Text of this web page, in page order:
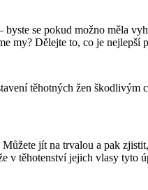
se pokud možno měla
my? Dělejte to, co je nejlepší
těhotných žen škodlivým
jít na trvalou a pak
v těhotenství jejich vlasy tyto